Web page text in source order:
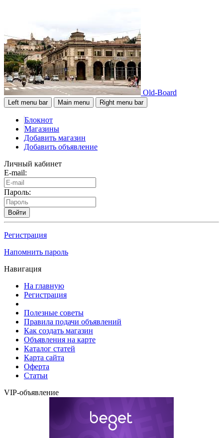
Old-Board
Left menu bar Main menu Right menu bar
Блокнот
Магазины
Добавить магазин
Добавить объявление
Личный кабинет
E-mail:
Пароль:
Войти
Регистрация
Напомнить пароль
Навигация
На главную
Регистрация
Полезные советы
Правила подачи объявлений
Как создать магазин
Объявления на карте
Каталог статей
Карта сайта
Оферта
Статьи
VIP-объявление